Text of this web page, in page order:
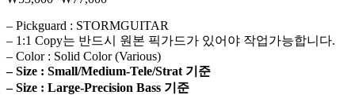
범
위:
₩55,000~₩77,000
– Pickguard : STORMGUITAR
– 1:1 Copy는 반드시 원본 픽가드가 있어야 작업가능합니다.
– Color : Solid Color (Various)
– Size : Small/Medium-Tele/Strat 기준
– Size : Large-Precision Bass 기준